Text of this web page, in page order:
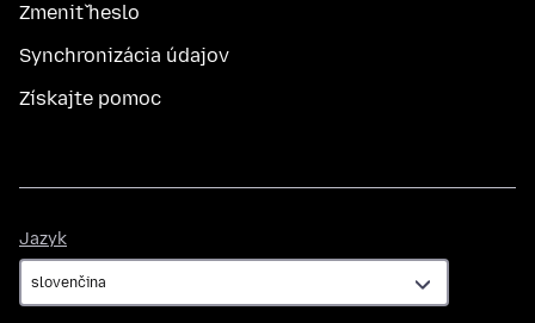
Zmeniť heslo
Synchronizácia údajov
Získajte pomoc
Jazyk